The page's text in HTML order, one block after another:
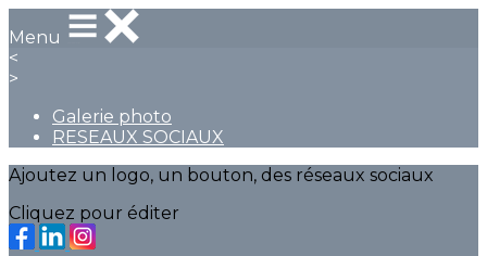
Menu
<
>
Galerie photo
RESEAUX SOCIAUX
Ajoutez un logo, un bouton, des réseaux sociaux
Cliquez pour éditer